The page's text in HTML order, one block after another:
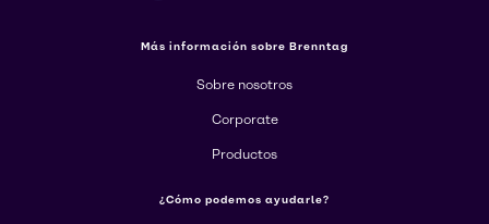
Más información sobre Brenntag
Sobre nosotros
Corporate
Productos
¿Cómo podemos ayudarle?